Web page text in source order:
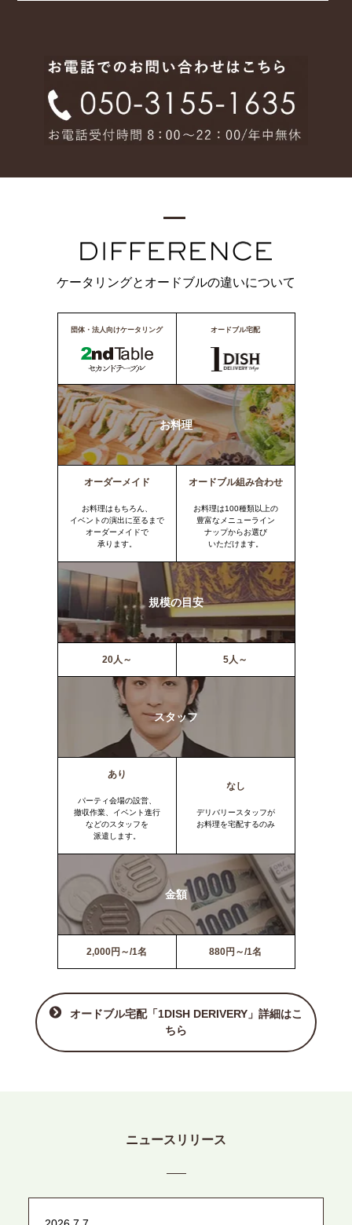
ケータリングとオードブルの違いについて
団体・法人向けケータリング オードブル宅配
お料理
オーダーメイド
お料理はもちろん、
イベントの演出に至るまで
オーダーメイドで
承ります。
オードブル組み合わせ
お料理は100種類以上の
豊富なメニューライン
ナップからお選び
いただけます。
規模の目安
20人～ 5人～
スタッフ
あり
パーティ会場の設営、
撤収作業、イベント進行
などのスタッフを
派遣します。
なし
デリバリースタッフが
お料理を宅配するのみ
金額
2,000円～/1名 880円～/1名
オードブル宅配「1DISH DERIVERY」詳細はこ
ちら
ニュースリリース